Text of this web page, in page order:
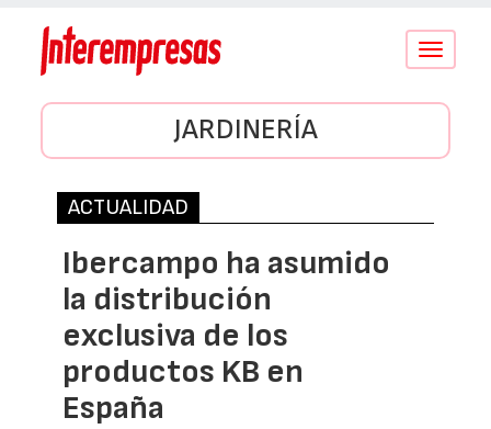
Conmutar
JARDINERÍA
ACTUALIDAD
Ibercampo ha asumido
la distribución
exclusiva de los
productos KB en
España